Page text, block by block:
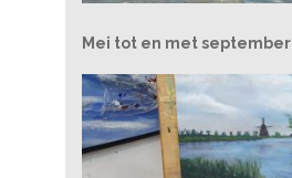
Mei tot en met september